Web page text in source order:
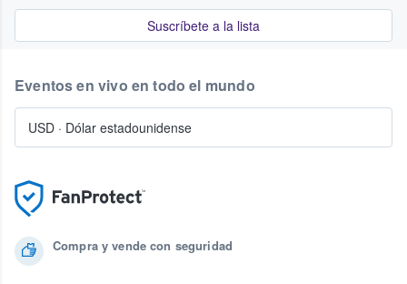
Suscríbete a la lista
Compra y vende con seguridad
Eventos en vivo en todo el mundo
USD · Dólar estadounidense